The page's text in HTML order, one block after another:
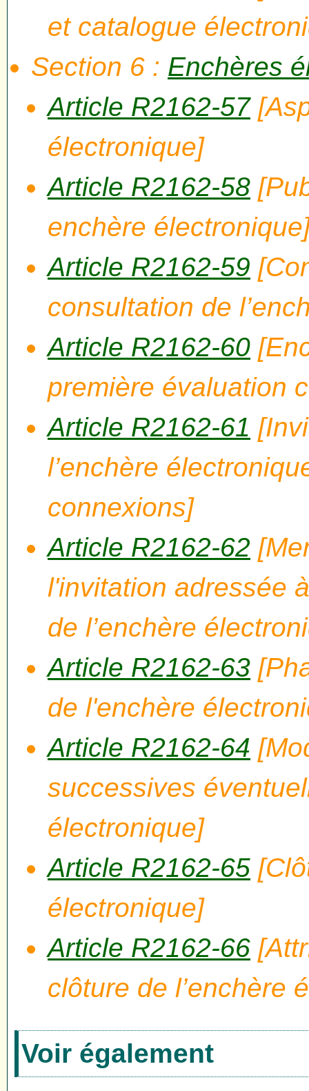
et catalogue
Section 6 : Enchères
Article R2162-57
électronique]
Article R2162-58
enchère
Article R2162-59
consultation de
Article R2162-60
première évaluation
Article R2162-61
l’enchère
connexions]
Article R2162-62
l'invitation adressée
de l’enchère
Article R2162-63
de l'enchère
Article R2162-64
successives
électronique]
Article R2162-65
électronique]
Article R2162-66
clôture de l’enchère
Voir également